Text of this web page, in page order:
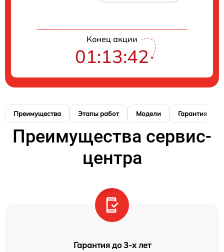
Конец акции
01:13:42
Преимущества Этапы работ Модели Гарантия
Преимущества сервис-
центра
Гарантия до 3-х лет